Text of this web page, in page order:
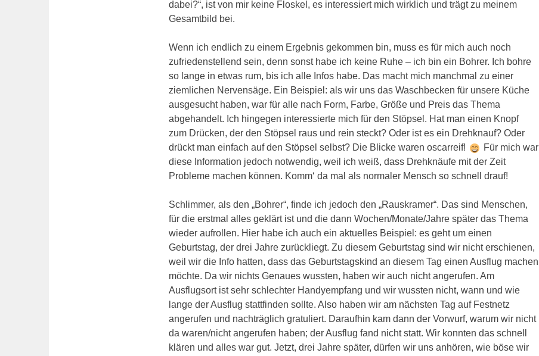
dabei?“, ist von mir keine Floskel, es interessiert mich wirklich und trägt zu meinem
Gesamtbild bei.
Wenn ich endlich zu einem Ergebnis gekommen bin, muss es für mich auch noch
zufriedenstellend sein, denn sonst habe ich keine Ruhe – ich bin ein Bohrer. Ich bohre
so lange in etwas rum, bis ich alle Infos habe. Das macht mich manchmal zu einer
ziemlichen Nervensäge. Ein Beispiel: als wir uns das Waschbecken für unsere Küche
ausgesucht haben, war für alle nach Form, Farbe, Größe und Preis das Thema
abgehandelt. Ich hingegen interessierte mich für den Stöpsel. Hat man einen Knopf
zum Drücken, der den Stöpsel raus und rein steckt? Oder ist es ein Drehknauf? Oder
drückt man einfach auf den Stöpsel selbst? Die Blicke waren oscarreif!
Für mich war
diese Information jedoch notwendig, weil ich weiß, dass Drehknäufe mit der Zeit
Probleme machen können. Komm‘ da mal als normaler Mensch so schnell drauf!
Schlimmer, als den „Bohrer“, finde ich jedoch den „Rauskramer“. Das sind Menschen,
für die erstmal alles geklärt ist und die dann Wochen/Monate/Jahre später das Thema
wieder aufrollen. Hier habe ich auch ein aktuelles Beispiel: es geht um einen
Geburtstag, der drei Jahre zurückliegt. Zu diesem Geburtstag sind wir nicht erschienen,
weil wir die Info hatten, dass das Geburtstagskind an diesem Tag einen Ausflug machen
möchte. Da wir nichts Genaues wussten, haben wir auch nicht angerufen. Am
Ausflugsort ist sehr schlechter Handyempfang und wir wussten nicht, wann und wie
lange der Ausflug stattfinden sollte. Also haben wir am nächsten Tag auf Festnetz
angerufen und nachträglich gratuliert. Daraufhin kam dann der Vorwurf, warum wir nicht
da waren/nicht angerufen haben; der Ausflug fand nicht statt. Wir konnten das schnell
klären und alles war gut. Jetzt, drei Jahre später, dürfen wir uns anhören, wie böse wir